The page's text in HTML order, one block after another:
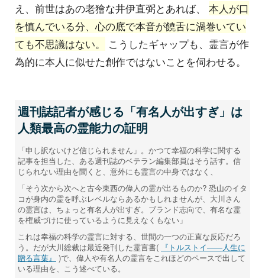
え、前世はあの老獪な井伊直弼とあれば、 本人が口
を慎んでいる分、心の底で本音が饒舌に渦巻いてい
ても不思議はない。
こうしたギャップも、霊言が作
為的に本人に似せた創作ではないことを伺わせる。
週刊誌記者が感じる「有名人が出すぎ」は
人類最高の霊能力の証明
「申し訳ないけど信じられません」。かつて幸福の科学に関する
記事を担当した、ある週刊誌のベテラン編集部員はそう話す。信
じられない理由を聞くと、意外にも霊言の中身ではなく、
「そう次から次へと古今東西の偉人の霊が出るものか? 恐山のイタ
コが身内の霊を呼ぶレベルならあるかもしれませんが、大川さん
の霊言は、ちょっと有名人が出すぎ。ブランド志向で、有名な霊
を権威づけに使っているように見えなくもない」
これは幸福の科学の霊言に対する、世間の一つの正直な反応だろ
う。だが大川総裁は最近発刊した霊言書(
『トルストイ――人生に
贈る言葉』
)で、偉人や有名人の霊言をこれほどのペースで出して
いる理由を、こう述べている。